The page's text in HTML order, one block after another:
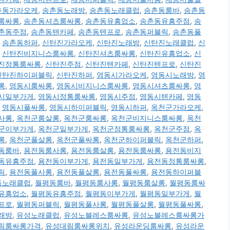
동가라오케, 송촌동노래방, 송촌동노래클럽, 송촌동룸바, 송촌동
싸롱, 송촌동셔츠룸싸롱, 송촌동유흥업소, 송촌동유흥주점, 송
동주점, 송촌동텐카페, 송촌동텐프로, 송촌동퍼블릭, 송촌동풀
송촌동하퍼, 신탄진가라오케, 신탄진노래방, 신탄진노래클럽, 신
신탄진비지니스룸싸롱, 신탄진셔츠룸싸롱, 신탄진유흥업소, 신
정통룸싸롱, 신탄진주점, 신탄진텐카페, 신탄진텐프로, 신탄진
탄진하이퍼블릭, 신탄진하퍼, 영동시가라오케, 영동시노래방, 영
, 영동시룸싸롱, 영동시비지니스룸싸롱, 영동시셔츠룸싸롱, 영
일부가게, 영동시정통룸싸롱, 영동시주점, 영동시텐카페, 영동
영동시풀싸롱, 영동시하이퍼블릭, 영동시하퍼, 옥천군가라오케,
롱, 옥천군룸살롱, 옥천군룸싸롱, 옥천군비지니스룸싸롱, 옥천
이부가게, 옥천군일부가게, 옥천군정통룸싸롱, 옥천군주점, 옥
, 옥천군풀살롱, 옥천군풀싸롱, 옥천군하이퍼블릭, 옥천군하퍼,
룸바, 용전동룸사롱, 용전동룸살롱, 용전동룸싸롱, 용전동비지
유흥주점, 용전동이부가게, 용전동일부가게, 용전동정통룸싸롱,
, 용전동풀사롱, 용전동풀살롱, 용전동풀싸롱, 용전동하이퍼블
래클럽, 월평동룸바, 월평동룸사롱, 월평동룸살롱, 월평동룸싸
흥업소, 월평동유흥주점, 월평동이부가게, 월평동일부가게, 월
로, 월평동퍼블릭, 월평동풀사롱, 월평동풀살롱, 월평동풀싸롱,
방, 유성노래클럽, 유성노블레스룸싸롱, 유성노블레스룸싸롱가
룸싸롱가격, 유성대림룸싸롱위치, 유성라운딩룸싸롱, 유성라운